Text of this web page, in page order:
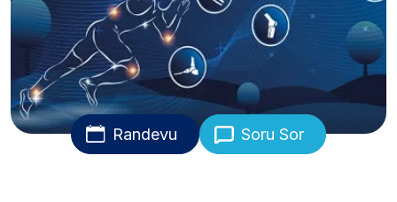
Randevu Soru Sor